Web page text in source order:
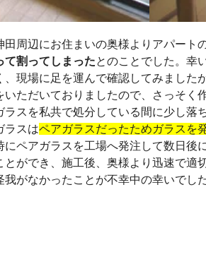
周辺にお住まいの奥様よりアパート
て割ってしまったとのことでした。幸
現場に足を運んで確認してみました
ただいておりましたので、さっそく
スを私共で処分している間に少し落
ラスはペアガラスだったためガラスを
ペアガラスを工場へ発注して数日後
ができ、施工後、奥様より迅速で適
我がなかったことが不幸中の幸いでし